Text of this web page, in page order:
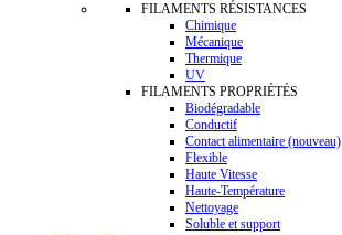
FILAMENTS RÉSISTANCES
Chimique
Mécanique
Thermique
UV
FILAMENTS PROPRIÉTÉS
Biodégradable
Conductif
Contact alimentaire (nouveau)
Flexible
Haute Vitesse
Haute-Température
Nettoyage
Soluble et support